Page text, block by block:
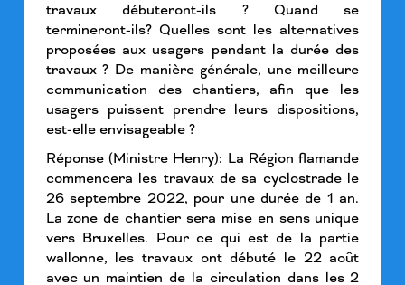
travaux débuteront-ils ? Quand se
termineront-ils? Quelles sont les alternatives
proposées aux usagers pendant la durée des
travaux ? De manière générale, une meilleure
communication des chantiers, afin que les
usagers puissent prendre leurs dispositions,
est-elle envisageable ?
Réponse (Ministre Henry): La Région flamande
commencera les travaux de sa cyclostrade le
26 septembre 2022, pour une durée de 1 an.
La zone de chantier sera mise en sens unique
vers Bruxelles. Pour ce qui est de la partie
wallonne, les travaux ont débuté le 22 août
avec un maintien de la circulation dans les 2